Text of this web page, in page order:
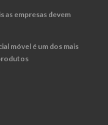
as empresas devem
móvel é um dos mais